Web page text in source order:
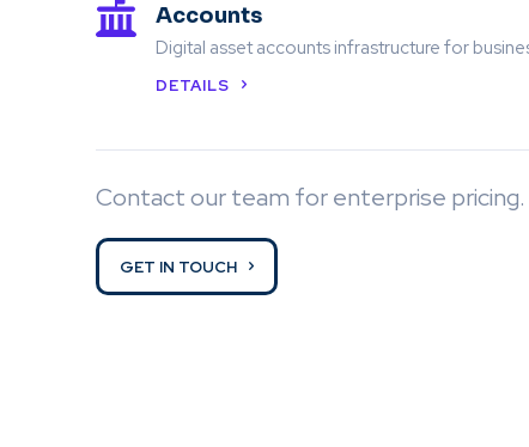
Accounts
Digital asset accounts infrastructure for
DETAILS
Contact our team for enterprise pricing.
GET IN TOUCH